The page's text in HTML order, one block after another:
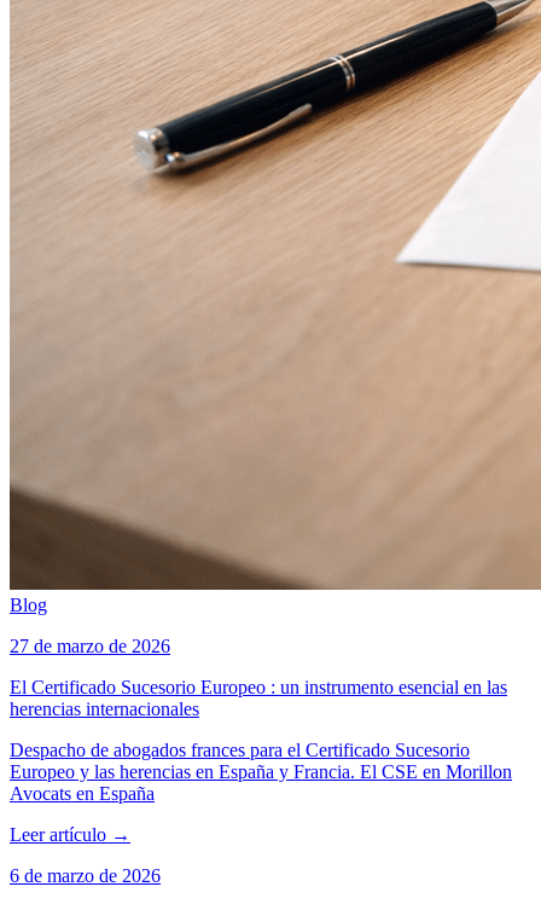
Blog
27 de marzo de 2026
El Certificado Sucesorio Europeo : un instrumento esencial en las
herencias internacionales
Despacho de abogados frances para el Certificado Sucesorio
Europeo y las herencias en España y Francia. El CSE en Morillon
Avocats en España
Leer artículo →
6 de marzo de 2026